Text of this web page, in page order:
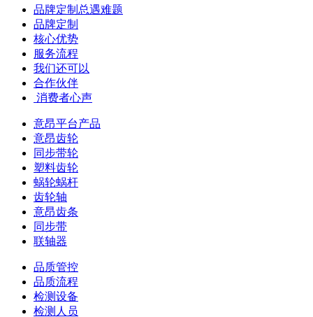
品牌定制总遇难题
品牌定制
核心优势
服务流程
我们还可以
合作伙伴
​ 消费者心声
意昂平台产品
意昂齿轮
同步带轮
塑料齿轮
蜗轮蜗杆
齿轮轴
意昂齿条
同步带
联轴器
品质管控
品质流程
检测设备
检测人员